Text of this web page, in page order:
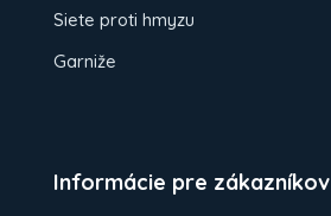
Siete proti hmyzu
Garniže
Informácie pre zákazníkov